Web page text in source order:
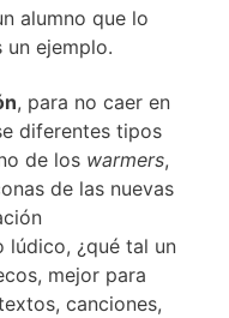
alumno que lo
un ejemplo.
, para no caer en
diferentes tipos
de los warmers,
de las nuevas
lúdico, ¿qué tal un
mejor para
canciones,